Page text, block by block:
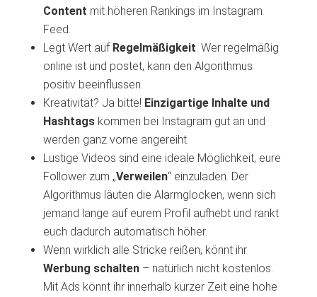
Content mit höheren Rankings im Instagram
Feed.
Legt Wert auf Regelmäßigkeit . Wer regelmäßig
online ist und postet, kann den Algorithmus
positiv beeinflussen.
Kreativität? Ja bitte! Einzigartige Inhalte und
Hashtagskommen bei Instagram gut an und
werden ganz vorne angereiht.
Lustige Videos sind eine ideale Möglichkeit, eure
Follower zum „Verweilen“ einzuladen. Der
Algorithmus läuten die Alarmglocken, wenn sich
jemand lange auf eurem Profil aufhebt und rankt
euch dadurch automatisch höher.
Wenn wirklich alle Stricke reißen, könnt ihr
Werbung schalten– natürlich nicht kostenlos.
Mit Ads könnt ihr innerhalb kurzer Zeit eine hohe